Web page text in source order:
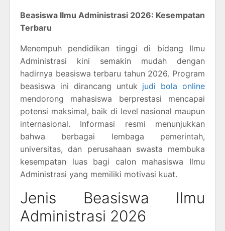
Beasiswa Ilmu Administrasi 2026: Kesempatan
Terbaru
Menempuh pendidikan tinggi di bidang Ilmu
Administrasi kini semakin mudah dengan
hadirnya beasiswa terbaru tahun 2026. Program
beasiswa ini dirancang untuk judi bola online
mendorong mahasiswa berprestasi mencapai
potensi maksimal, baik di level nasional maupun
internasional. Informasi resmi menunjukkan
bahwa berbagai lembaga pemerintah,
universitas, dan perusahaan swasta membuka
kesempatan luas bagi calon mahasiswa Ilmu
Administrasi yang memiliki motivasi kuat.
Jenis Beasiswa Ilmu
Administrasi 2026